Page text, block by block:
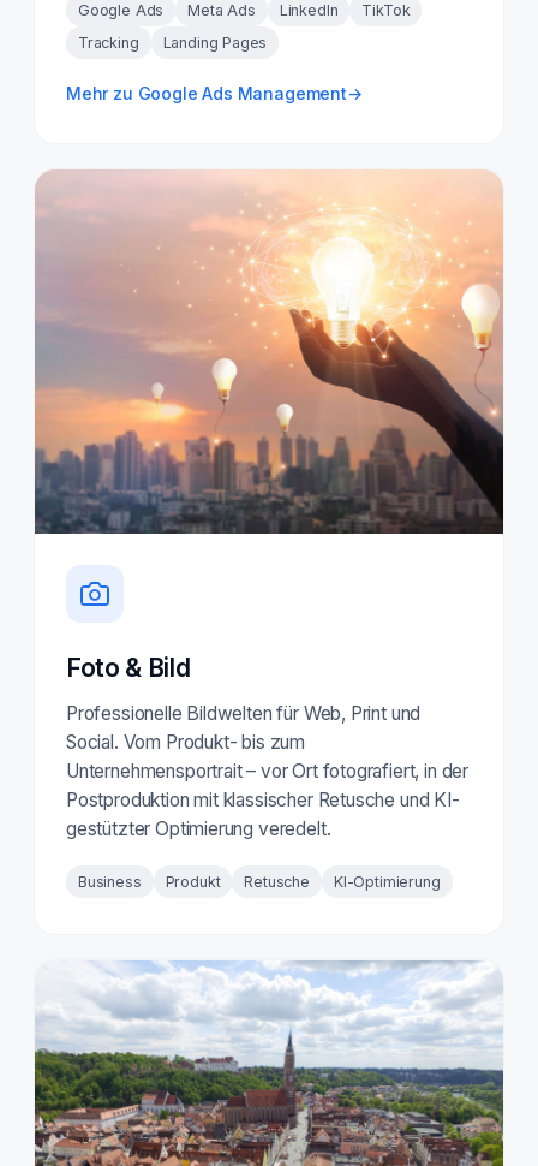
Google Ads Meta Ads LinkedIn
TikTok
Tracking
Landing Pages
Mehr zu Google Ads Management→
Foto & Bild
Professionelle Bildwelten für Web, Print und
Social. Vom Produkt- bis zum
Unternehmensportrait – vor Ort fotografiert, in der
Postproduktion mit klassischer Retusche und KI-
gestützter Optimierung veredelt.
Business Produkt Retusche KI-Optimierung